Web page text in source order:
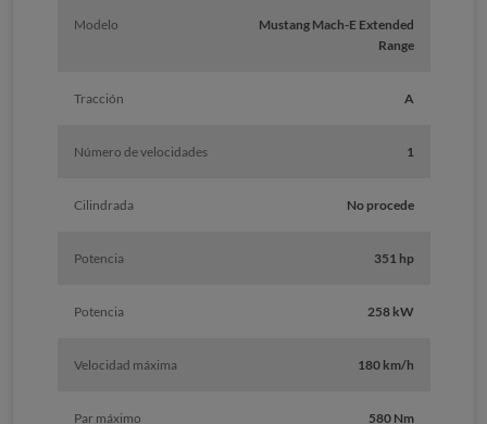
Modelo
Mustang Mach-E Extended
Range
Tracción A
Número de velocidades 1
Cilindrada No procede
Potencia 351 hp
Potencia 258 kW
Velocidad máxima 180 km/h
Par máximo 580 Nm